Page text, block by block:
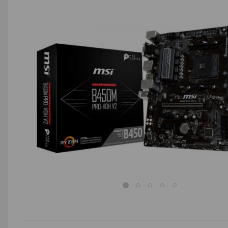
Biuro i firma
Sport i turystyka
Zabawki i dziecko
Uroda i zdrowie
Supermarket
Strefa marek